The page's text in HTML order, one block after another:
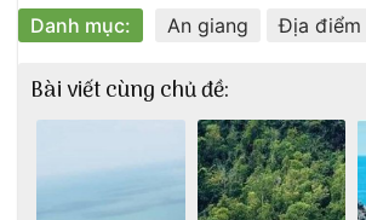
Danh mục: An giang Địa điểm
Bài viết cùng chủ đề: